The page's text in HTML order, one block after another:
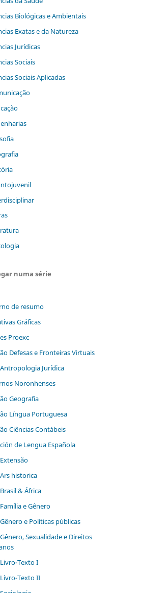
Biológicas e Ambientais
Exatas e da Natureza
Jurídicas
Sociais
Sociais Aplicadas
numa série
de resumo
Gráficas
Proexc
Defesas e Fronteiras Virtuais
Jurídica
Noronhenses
Geografia
Língua Portuguesa
Ciências Contábeis
de Lengua Española
historica
& África
e Gênero
e Políticas públicas
Sexualidade e Direitos
Texto I
Texto II